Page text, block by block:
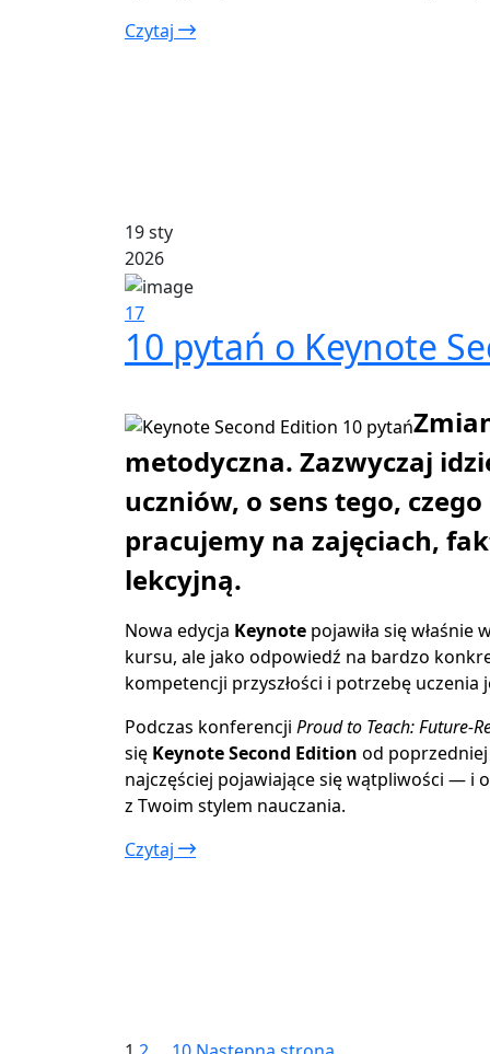
Czytaj
19 sty
2026
17
10 pytań o Keynote
metodyczna. Zazwyczaj
uczniów, o sens tego,
pracujemy na zajęciach,
lekcyjną.
Nowa edycja Keynote pojawiła się
kursu, ale jako odpowiedź na bardzo
kompetencji przyszłości i potrzebę uczenia
Podczas konferencji Proud to Teach: Future-
się Keynote Second Edition od
najczęściej pojawiające się wątpliwości — i
z Twoim stylem nauczania.
Czytaj
Strona
StronaStrona